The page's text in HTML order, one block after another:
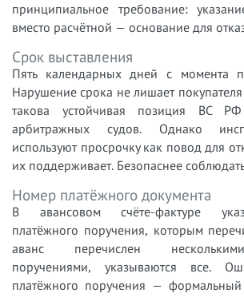
принципиальное требование:
вместо расчётной — основание для
Срок выставления
Пять календарных дней с момента
Нарушение срока не лишает
такова устойчивая позиция ВС
арбитражных судов. Однако
используют просрочку как повод для
их поддерживает. Безопаснее
Номер платёжного документа
В авансовом счёте-фактуре
платёжного поручения, которым
аванс перечислен
поручениями, указываются все.
платёжного поручения —